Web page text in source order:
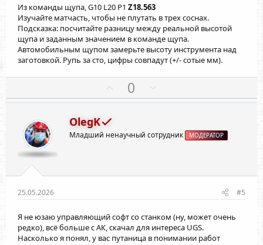
Из команды щупа, G10 L20 P1 Z18.563
Изучайте матчасть, чтобы не плутать в трех соснах.
Подсказка: посчитайте разницу между реальной высотой
щупа и заданным значением в команде щупа.
Автомобильным щупом замерьте высоту инструмента над
заготовкой. Рупь за сто, цифры совпадут (+/- сотые мм).
о
т
н
г
о
0
е
т
н
г
о
OlegK
Младший ненаучный сотрудник МОДЕРАТОР
25.05.2026 #5
Я не юзаю управляющий софт со станком (ну, может очень
редко), всё больше с АК, скачал для интереса UGS.
Насколько я понял, у вас путаница в понимании работ